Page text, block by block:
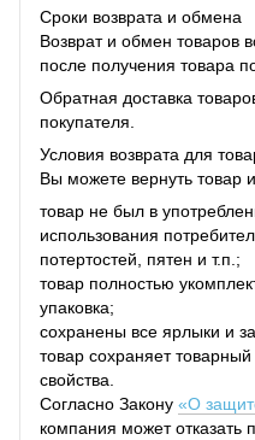
Сроки возврата и обмена
Возврат и обмен товаров
после получения товара
Обратная доставка
покупателя.
Условия возврата для
Вы можете вернуть товар
товар не был в
использования
потертостей, пятен и т.п.;
товар полностью
упаковка;
сохранены все ярлыки и
товар сохраняет
свойства.
Согласно Закону «О
компания может отказать